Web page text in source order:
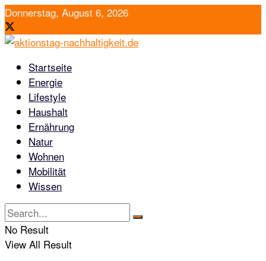
Donnerstag, August 6, 2026
Startseite
Energie
Lifestyle
Haushalt
Ernährung
Natur
Wohnen
Mobilität
Wissen
No Result
View All Result